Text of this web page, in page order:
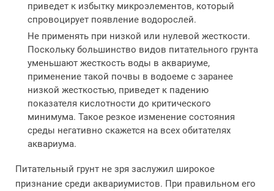
приведет к избытку микроэлементов, который
спровоцирует появление водорослей.
Не применять при низкой или нулевой жесткости.
Поскольку большинство видов питательного грунта
уменьшают жесткость воды в аквариуме,
применение такой почвы в водоеме с заранее
низкой жесткостью, приведет к падению
показателя кислотности до критического
минимума. Такое резкое изменение состояния
среды негативно скажется на всех обитателях
аквариума.
Питательный грунт не зря заслужил широкое
признание среди аквариумистов. При правильном его